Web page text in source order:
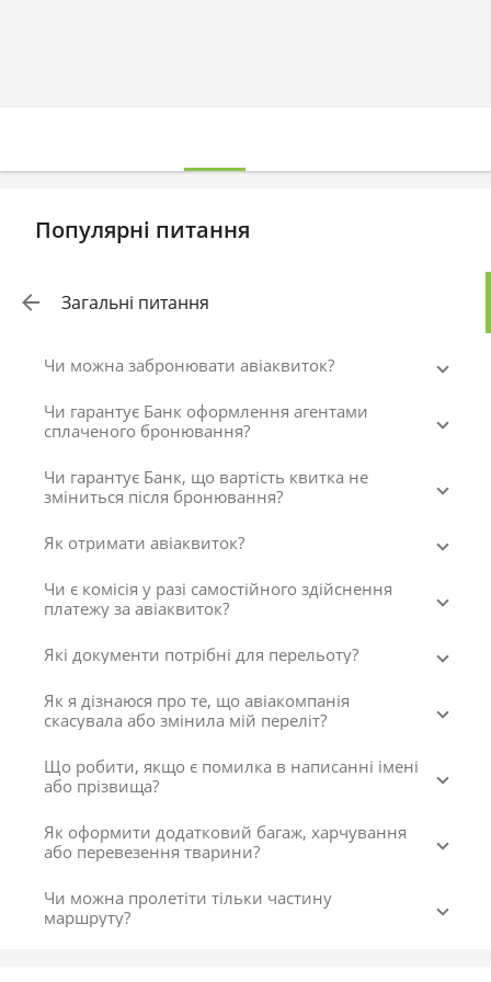
Популярні питання
Загальні питання
Чи можна забронювати авіаквиток?
Чи гарантує Банк оформлення агентами
сплаченого бронювання?
Чи гарантує Банк, що вартість квитка не
зміниться після бронювання?
Як отримати авіаквиток?
Чи є комісія у разі самостійного здійснення
платежу за авіаквиток?
Які документи потрібні для перельоту?
Як я дізнаюся про те, що авіакомпанія
скасувала або змінила мій переліт?
Що робити, якщо є помилка в написанні імені
або прізвища?
Як оформити додатковий багаж, харчування
або перевезення тварини?
Чи можна пролетіти тільки частину
маршруту?